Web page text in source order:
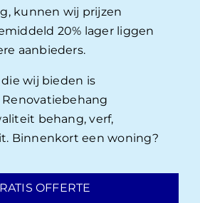
kunnen wij prijzen
20% lager liggen
aanbieders.
wij bieden is
behang, verf,
Binnenkort een woning?
OFFERTE